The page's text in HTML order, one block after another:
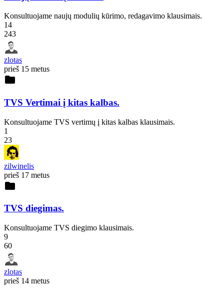
Konsultuojame naujų modulių kūrimo, redagavimo klausimais.
14
243
zlotas
prieš 15 metus
folder
TVS Vertimai į kitas kalbas.
Konsultuojame TVS vertimų į kitas kalbas klausimais.
1
23
zilwinelis
prieš 17 metus
folder
TVS diegimas.
Konsultuojame TVS diegimo klausimais.
9
60
zlotas
prieš 14 metus